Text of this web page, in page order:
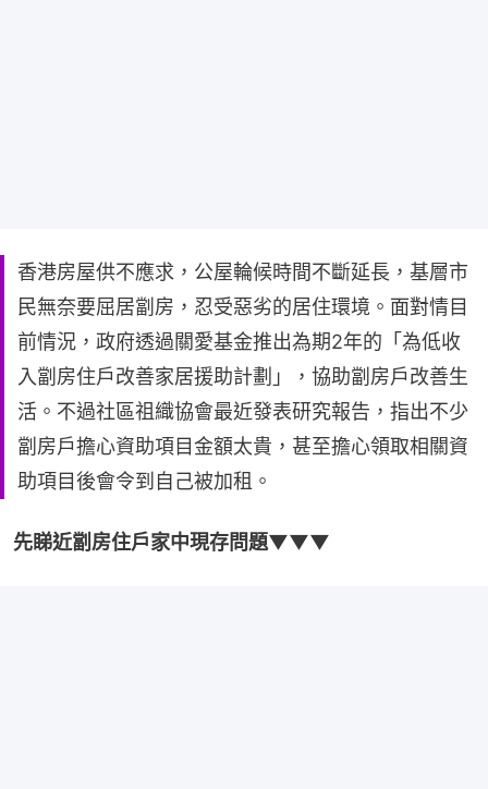
香港房屋供不應求，公屋輪候時間不斷延長，基層市
民無奈要屈居劏房，忍受惡劣的居住環境。面對情目
前情況，政府透過關愛基金推出為期2年的「為低收
入劏房住戶改善家居援助計劃」，協助劏房戶改善生
活。不過社區祖織協會最近發表研究報告，指出不少
劏房戶擔心資助項目金額太貴，甚至擔心領取相關資
助項目後會令到自己被加租。
先睇近劏房住戶家中現存問題▼▼▼